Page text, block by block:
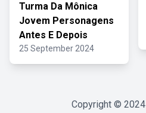
Turma Da Mônica
Jovem Personagens
Antes E Depois
25 September 2024
Copyright © 2024